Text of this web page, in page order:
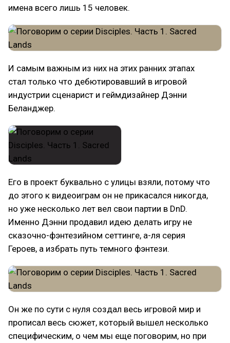
имена всего лишь 15 человек.
И самым важным из них на этих ранних этапах
стал только что дебютировавший в игровой
индустрии сценарист и геймдизайнер Дэнни
Беланджер.
Его в проект буквально с улицы взяли, потому что
до этого к видеоиграм он не прикасался никогда,
но уже несколько лет вел свои партии в DnD.
Именно Дэнни продавил идею делать игру не
сказочно-фэнтезийном сеттинге, а-ля серия
Героев, а избрать путь темного фэнтези.
Он же по сути с нуля создал весь игровой мир и
прописал весь сюжет, который вышел несколько
специфическим, о чем мы еще поговорим, но при